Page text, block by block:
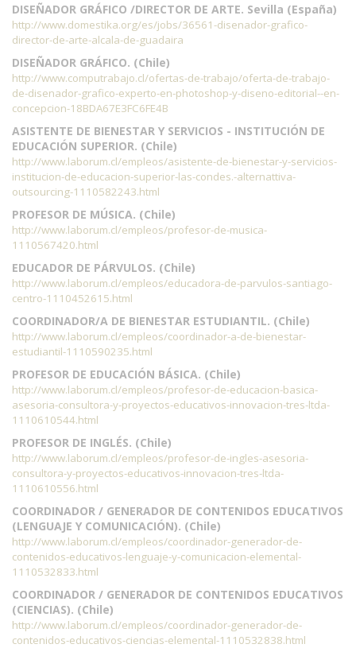
DISEÑADOR GRÁFICO /DIRECTOR DE ARTE. Sevilla (España)
http://www.domestika.org/es/jobs/36561-disenador-grafico-
director-de-arte-alcala-de-guadaira
DISEÑADOR GRÁFICO. (Chile)
http://www.computrabajo.cl/ofertas-de-trabajo/oferta-de-trabajo-
de-disenador-grafico-experto-en-photoshop-y-diseno-editorial--en-
concepcion-18BDA67E3FC6FE4B
ASISTENTE DE BIENESTAR Y SERVICIOS - INSTITUCIÓN DE
EDUCACIÓN SUPERIOR. (Chile)
http://www.laborum.cl/empleos/asistente-de-bienestar-y-servicios-
institucion-de-educacion-superior-las-condes.-alternattiva-
outsourcing-1110582243.html
PROFESOR DE MÚSICA. (Chile)
http://www.laborum.cl/empleos/profesor-de-musica-
1110567420.html
EDUCADOR DE PÁRVULOS. (Chile)
http://www.laborum.cl/empleos/educadora-de-parvulos-santiago-
centro-1110452615.html
COORDINADOR/A DE BIENESTAR ESTUDIANTIL. (Chile)
http://www.laborum.cl/empleos/coordinador-a-de-bienestar-
estudiantil-1110590235.html
PROFESOR DE EDUCACIÓN BÁSICA. (Chile)
http://www.laborum.cl/empleos/profesor-de-educacion-basica-
asesoria-consultora-y-proyectos-educativos-innovacion-tres-ltda-
1110610544.html
PROFESOR DE INGLÉS. (Chile)
http://www.laborum.cl/empleos/profesor-de-ingles-asesoria-
consultora-y-proyectos-educativos-innovacion-tres-ltda-
1110610556.html
COORDINADOR / GENERADOR DE CONTENIDOS EDUCATIVOS
(LENGUAJE Y COMUNICACIÓN). (Chile)
http://www.laborum.cl/empleos/coordinador-generador-de-
contenidos-educativos-lenguaje-y-comunicacion-elemental-
1110532833.html
COORDINADOR / GENERADOR DE CONTENIDOS EDUCATIVOS
(CIENCIAS). (Chile)
http://www.laborum.cl/empleos/coordinador-generador-de-
contenidos-educativos-ciencias-elemental-1110532838.html